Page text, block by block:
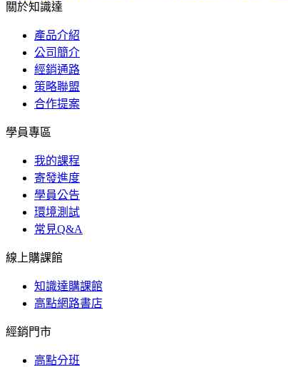
關於知識達
產品介紹
公司簡介
經銷通路
策略聯盟
合作提案
學員專區
我的課程
寄發進度
學員公告
環境測試
常見Q&A
線上購課館
知識達購課館
高點網路書店
經銷門市
高點分班